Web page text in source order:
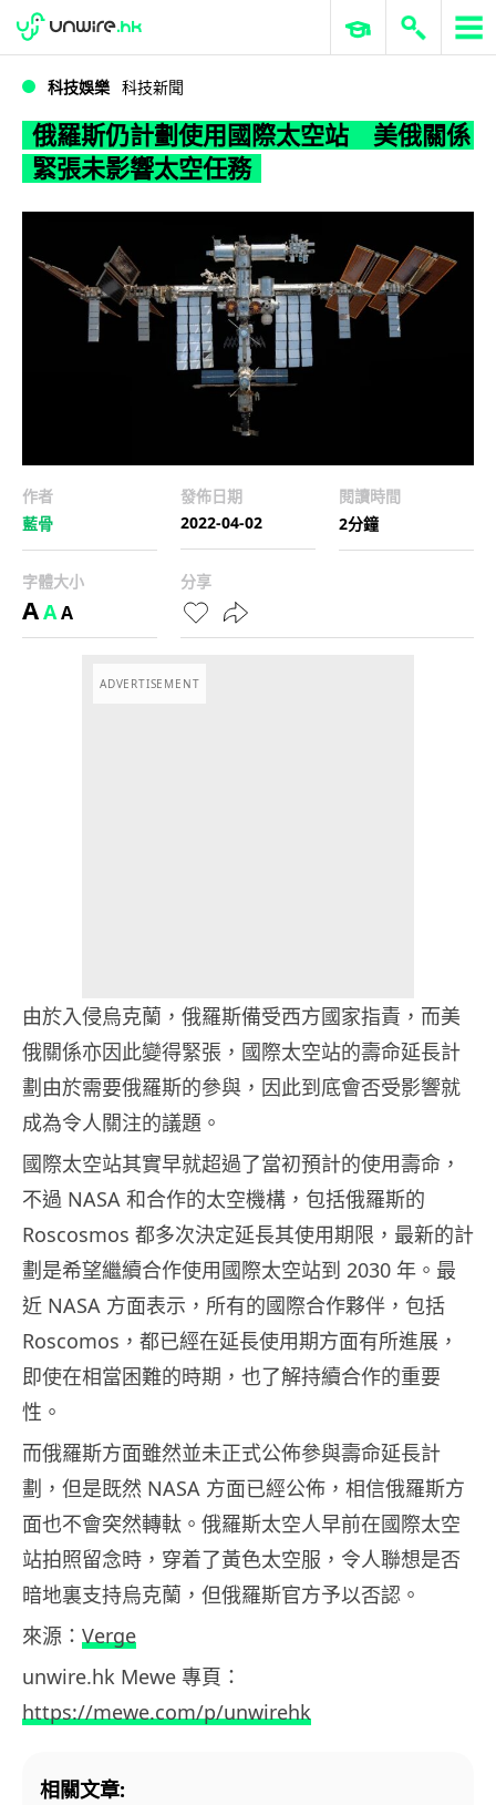
WWDC 2026 ERP 與商業 AI
科技娛樂 科技新聞
俄羅斯仍計劃使用國際太空站 美俄關係
緊張未影響太空任務
作者
藍骨
發佈日期
2022-04-02
閱讀時間
2分鐘
字體大小
AAA
分享
ADVERTISEMENT
由於入侵烏克蘭，俄羅斯備受西方國家指責，而美
俄關係亦因此變得緊張，國際太空站的壽命延長計
劃由於需要俄羅斯的參與，因此到底會否受影響就
成為令人關注的議題。
國際太空站其實早就超過了當初預計的使用壽命，
不過 NASA 和合作的太空機構，包括俄羅斯的
Roscosmos 都多次決定延長其使用期限，最新的計
劃是希望繼續合作使用國際太空站到 2030 年。最
近 NASA 方面表示，所有的國際合作夥伴，包括
Roscomos，都已經在延長使用期方面有所進展，
即使在相當困難的時期，也了解持續合作的重要
性。
而俄羅斯方面雖然並未正式公佈參與壽命延長計
劃，但是既然 NASA 方面已經公佈，相信俄羅斯方
面也不會突然轉軚。俄羅斯太空人早前在國際太空
站拍照留念時，穿着了黃色太空服，令人聯想是否
暗地裏支持烏克蘭，但俄羅斯官方予以否認。
來源： Verge
unwire.hk Mewe 專頁：
https://mewe.com/p/unwirehk
相關文章: